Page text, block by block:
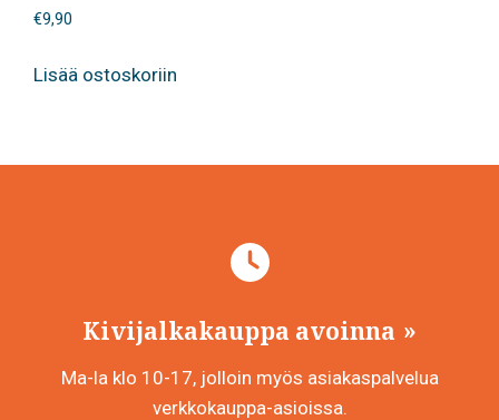
€9,90
Lisää ostoskoriin
Kivijalkakauppa avoinna
Ma-la klo 10-17, jolloin myös asiakaspalvelua
verkkokauppa-asioissa.